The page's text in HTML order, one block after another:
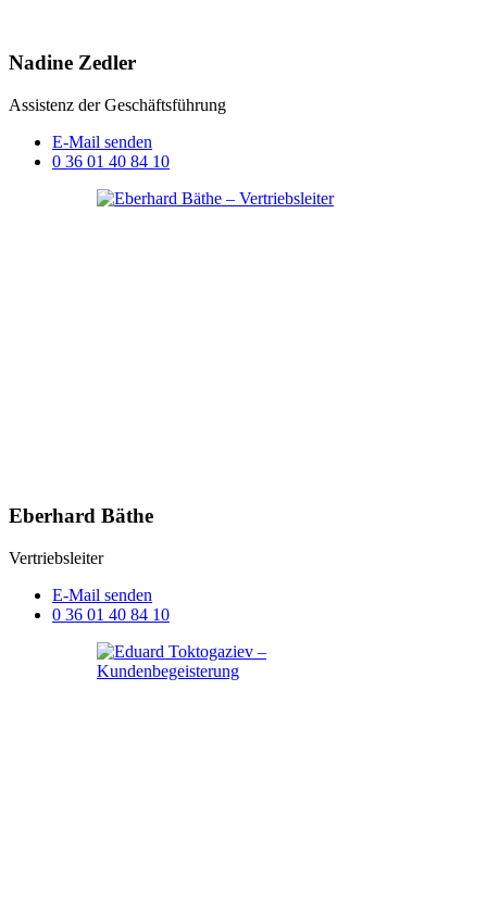
Nadine Zedler
Assistenz der Geschäftsführung
E-Mail senden
0 36 01 40 84 10
Eberhard Bäthe
Vertriebsleiter
E-Mail senden
0 36 01 40 84 10